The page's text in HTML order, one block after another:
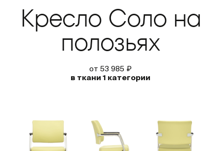
Кресло Соло на
полозьях
от 53 985 ₽
в ткани 1 категории